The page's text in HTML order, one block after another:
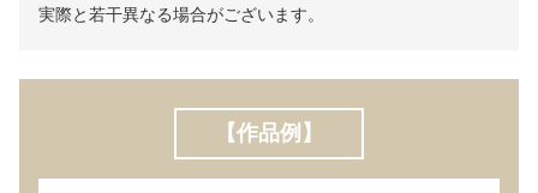
実際と若干異なる場合がございます。
【作品例】